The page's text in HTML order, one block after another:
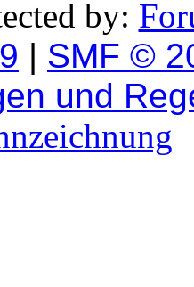
by:
| SMF ©
und